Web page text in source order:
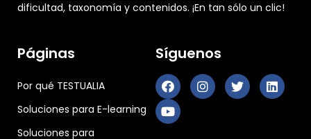
dificultad, taxonomía y contenidos. ¡En tan sólo un clic!
Páginas
Por qué TESTUALIA
Soluciones para E-learning
Soluciones para
Síguenos